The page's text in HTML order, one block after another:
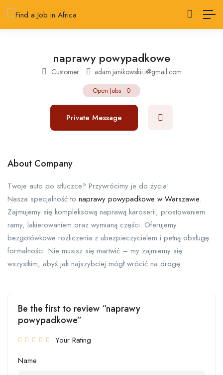
naprawy powypadkowe
Customer adam.janikowskii.i@gmail.com
Open Jobs - 0
Private Message
About Company
Twoje auto po stłuczce? Przywrócimy je do życia!
Nasza specjalność to naprawy powypadkowe w Warszawie.
Zajmujemy się kompleksową naprawą karoserii, prostowaniem
ramy, lakierowaniem oraz wymianą części. Oferujemy
bezgotówkowe rozliczenia z ubezpieczycielem i pełną obsługę
formalności. Nie musisz się martwić – my zajmiemy się
wszystkim, abyś jak najszybciej mógł wrócić na drogę.
Be the first to review “naprawy
powypadkowe”
Your Rating
Name